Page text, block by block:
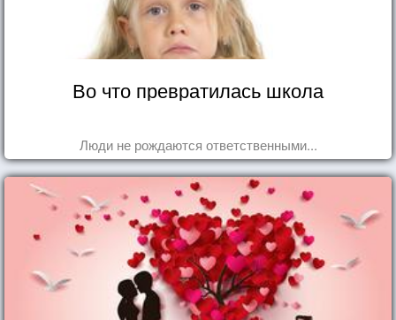
Во что превратилась школа
Люди не рождаются ответственными...